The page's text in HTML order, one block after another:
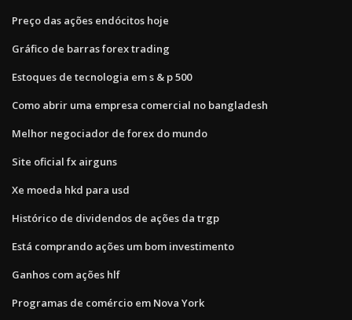
Preço das ações endócitos hoje
Gráfico de barras forex trading
Estoques de tecnologia em s & p 500
Como abrir uma empresa comercial no bangladesh
Melhor negociador de forex do mundo
Site oficial fx airguns
Xe moeda hkd para usd
Histórico de dividendos de ações da trgp
Está comprando ações um bom investimento
Ganhos com ações hlf
Programas de comércio em Nova York